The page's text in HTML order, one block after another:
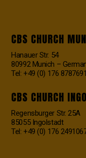
CBS CHURCH
Hanauer Str. 54
80992 Munich –
Tel: +49 (0) 176
CBS CHURCH
Regensburger Str. 25A
85055 Ingolstadt
Tel: +49 (0) 176